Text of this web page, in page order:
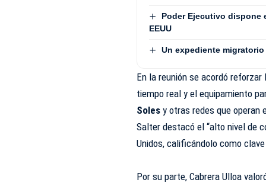
Poder Ejecutivo
EEUU
Un expediente
En la reunión se acordó
tiempo real y el equipamiento
Soles y otras redes que operan
Salter destacó el “alto nivel de
Unidos, calificándolo como
Por su parte, Cabrera Ulloa